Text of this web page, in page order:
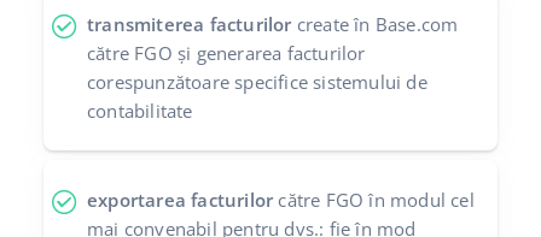
transmiterea facturilor create în Base.com
către FGO și generarea facturilor
corespunzătoare specifice sistemului de
contabilitate
exportarea facturilor către FGO în modul cel
mai convenabil pentru dvs.: fie în mod